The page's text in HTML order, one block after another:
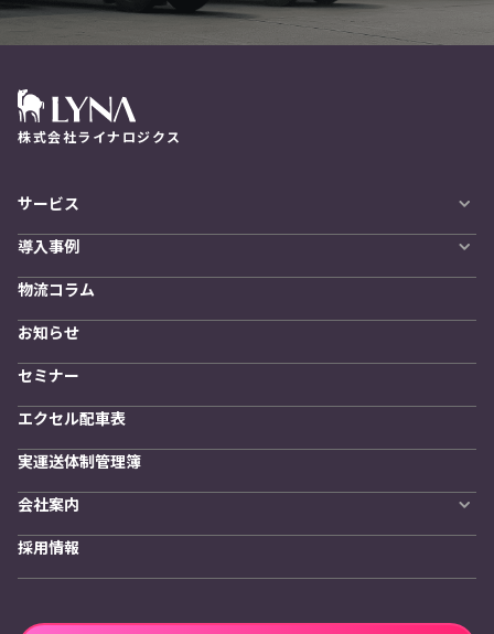
株式会社ライナロジクス
サービス
LYNA DXプラットフォーム
発着管理オプション
訪問計画
物流拠点最適化
開発者向けサービス
導入事例
導入をご検討の方へ
物流コラム
お知らせ
セミナー
エクセル配車表
実運送体制管理簿
会社案内
私たちの想い
採用情報